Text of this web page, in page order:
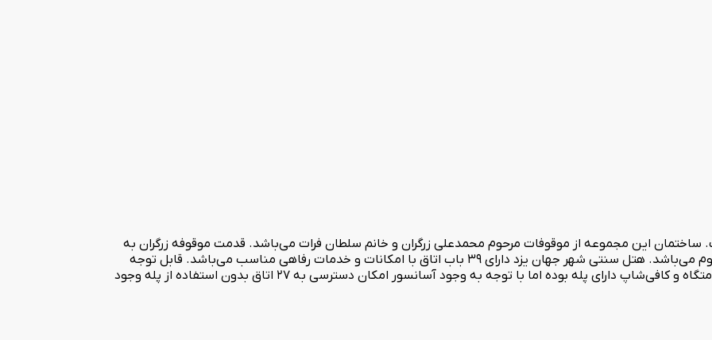
1402 مورد بهره برداری قرار گرفت. ساختمان این مجموعه از موقوفات مرحوم محمدعلی زرگران و خانم سلطان فرات می‌باشد. قدمت موقوفه زرگران به
اواخر دوره صفویه باز می‌گردد و موقوفه فرات مربوط به دوره پهلوی دوم می‌باشد. هتل سنتی شهر جهان یزد دارای 39 باب اتاق با امکانات و خدمات رفاهی مناسب می‌باشد. قابل توجه
میهمانان گرامی اقامتگاه سنتی شهر جهان یزد در بخش ورودی به اقامتگاه و کافی‌شاپ دارای پله بوده اما با توجه به وجود آسانسور امکان دسترسی به 27 اتاق بدون استفاده از پله وجود